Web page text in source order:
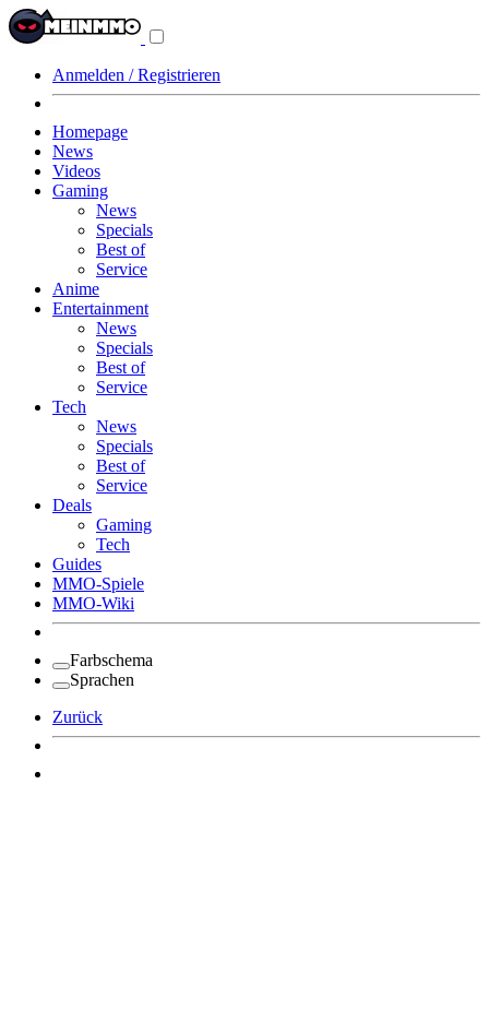
Anmelden / Registrieren
Homepage
News
Videos
Gaming
News
Specials
Best of
Service
Anime
Entertainment
News
Specials
Best of
Service
Tech
News
Specials
Best of
Service
Deals
Gaming
Tech
Guides
MMO-Spiele
MMO-Wiki
Farbschema
Sprachen
Zurück